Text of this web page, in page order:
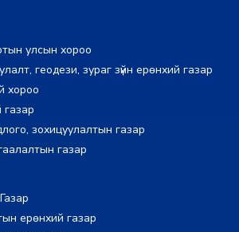
улсын хороо
геодези, зураг зүйн ерөнхий газар
хороо
зохицуулалтын газар
газар
ерөнхий газар